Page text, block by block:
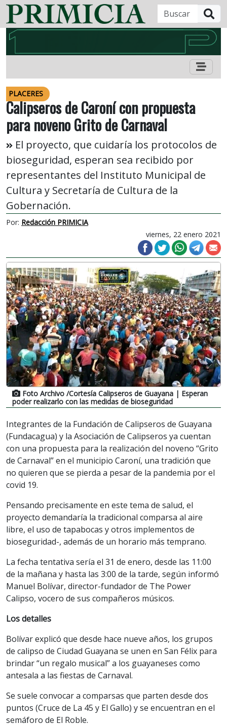
PLACERES
Calipseros de Caroní con propuesta
para noveno Grito de Carnaval
El proyecto, que cuidaría los protocolos de
bioseguridad, esperan sea recibido por
representantes del Instituto Municipal de
Cultura y Secretaría de Cultura de la
Gobernación.
Por: Redacción PRIMICIA
viernes, 22 enero 2021
Foto Archivo /Cortesía Calipseros de Guayana | Esperan
poder realizarlo con las medidas de bioseguridad
Integrantes de la Fundación de Calipseros de Guayana
(Fundacagua) y la Asociación de Calipseros ya cuentan
con una propuesta para la realización del noveno “Grito
de Carnaval” en el municipio Caroní, una tradición que
no quieren que se pierda a pesar de la pandemia por el
covid 19.
Pensando precisamente en este tema de salud, el
proyecto demandaría la tradicional comparsa al aire
libre, el uso de tapabocas y otros implementos de
bioseguridad-, además de un horario más temprano.
La fecha tentativa sería el 31 de enero, desde las 11:00
de la mañana y hasta las 3:00 de la tarde, según informó
Manuel Bolívar, director-fundador de The Power
Calipso, vocero de sus compañeros músicos.
Los detalles
Bolívar explicó que desde hace nueve años, los grupos
de calipso de Ciudad Guayana se unen en San Félix para
brindar “un regalo musical” a los guayaneses como
antesala a las fiestas de Carnaval.
Se suele convocar a comparsas que parten desde dos
puntos (Cruce de La 45 y El Gallo) y se encuentran en el
semáforo de El Roble.